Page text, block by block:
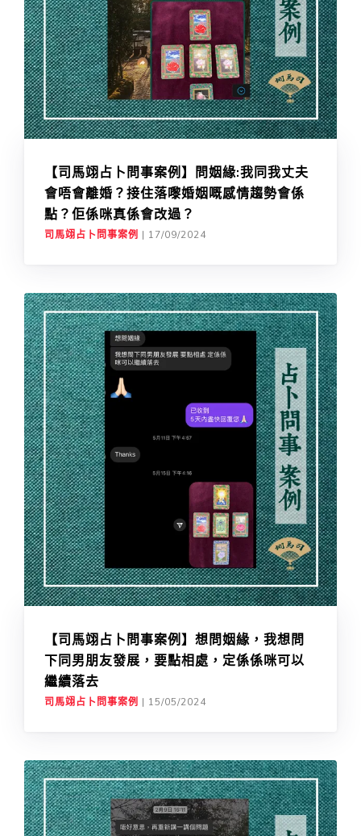
【司馬翊占卜問事案例】問姻緣:我同我丈夫
會唔會離婚？接住落嚟婚姻嘅感情趨勢會係
點？佢係咪真係會改過？
司馬翊占卜問事案例 | 17/09/2024
【司馬翊占卜問事案例】想問姻緣，我想問
下同男朋友發展，要點相處，定係係咪可以
繼續落去
司馬翊占卜問事案例 | 15/05/2024